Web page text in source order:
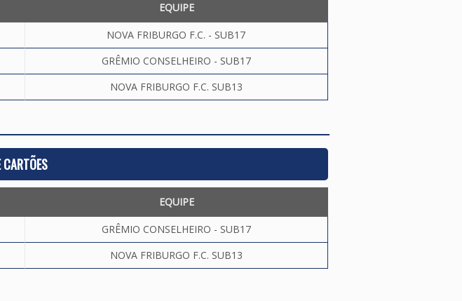
EQUIPE
NOVA FRIBURGO F.C. - SUB17
GRÊMIO CONSELHEIRO - SUB17
NOVA FRIBURGO F.C. SUB13
EQUIPE
GRÊMIO CONSELHEIRO - SUB17
NOVA FRIBURGO F.C. SUB13